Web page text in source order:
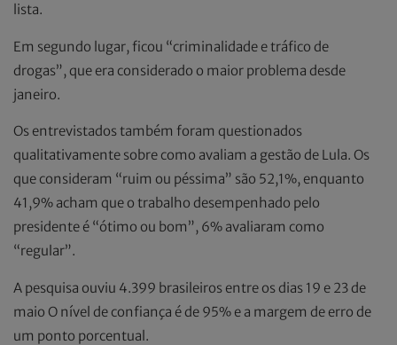
lista.
Em segundo lugar, ficou “criminalidade e tráfico de
drogas”, que era considerado o maior problema desde
janeiro.
Os entrevistados também foram questionados
qualitativamente sobre como avaliam a gestão de Lula. Os
que consideram “ruim ou péssima” são 52,1%, enquanto
41,9% acham que o trabalho desempenhado pelo
presidente é “ótimo ou bom”, 6% avaliaram como
“regular”.
A pesquisa ouviu 4.399 brasileiros entre os dias 19 e 23 de
maio O nível de confiança é de 95% e a margem de erro de
um ponto porcentual.